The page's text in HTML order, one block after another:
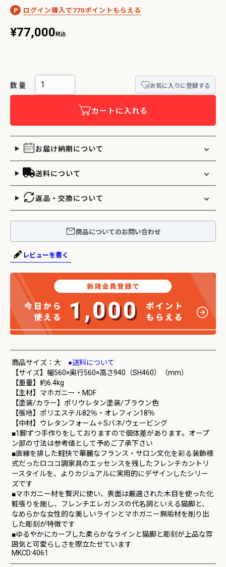
770
¥77,000税込
お気に入りに登録する
カートに入れる
お届け納期について
送料について
返品・交換について
商品についてのお問い合わせ
レビューを書く
商品サイズ：大 ●送料について
【サイズ】幅560×奥行560×高さ940（SH460）（mm）
【重量】約6.4kg
【主材】マホガニー・MDF
【塗装/カラー】ポリウレタン塗装/ブラウン色
【張地】ポリエステル82％・オレフィン18％
【中材】ウレタンフォーム＋Sバネ/ウェービング
■1脚ずつ手作りをしておりますので個体差があります。オープ
ン部の寸法は参考値として予めご了承下さい
■直線を排した軽快で華麗なフランス・サロン文化を彩る装飾様
式だったロココ調家具のエッセンスを残したフレンチカントリ
ースタイルを、よりカジュアルに実用的にデザインしたシリー
ズです
■マホガニー材を贅沢に使い、表面は厳選された木目を使った化
粧張りを施し、フレンチエレガンスの代名詞といえる猫脚と、
なめらかな女性的な美しいラインとマホガニー無垢材を削り出
した彫刻が特徴です
■ゆるやかにカーブした柔らかなラインと猫脚と彫刻が上品な雰
囲気と可愛らしさを際立たせています
MKCD:4061